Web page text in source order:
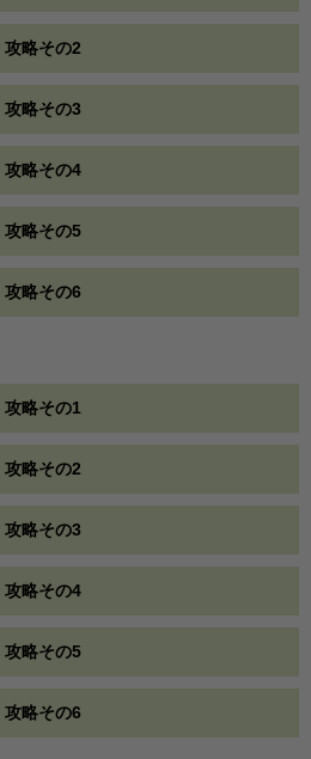
攻略その2
攻略その3
攻略その4
攻略その5
攻略その6
攻略その1
攻略その2
攻略その3
攻略その4
攻略その5
攻略その6